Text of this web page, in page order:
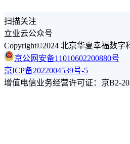
扫描关注
立业云公众号
Copyright©2024 北京华夏幸福数字
京公网安备11010602200880号
京ICP备2022004539号-5
增值电信业务经营许可证：京B2-